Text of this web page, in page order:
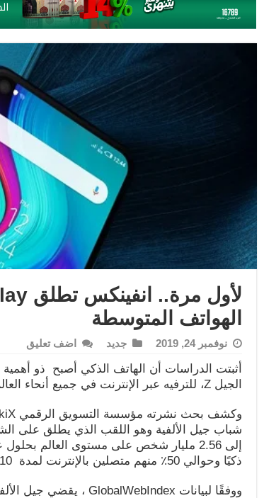
الهواتف المتوسطة
نوفمبر 24, 2019 جديد اضف تعليق
أثبتت الدراسات أن الهاتف الذكي أصبح ذو أهمية
الجيل Z، للترفيه عبر الإنترنت في جميع أنحاء العالم.
ذكيًا وحوالي 50٪ منهم متصلين بالإنترنت لمدة 10 ساعات يومياً .